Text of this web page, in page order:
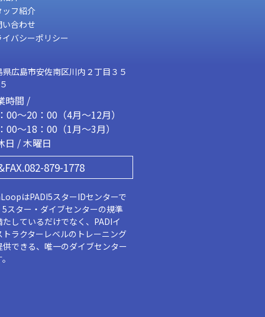
ッフ紹介
い合わせ
イバシーポリシー
県広島市安佐南区川内２丁目３５
時間 /
00～20：00（4月～12月）
00～18：00（1月～3月）
日 / 木曜日
879-1778
はPADI5スターIDセンターで
5スター・ダイブセンターの規準
たしているだけでなく、PADIイ
トラクターレベルのトレーニング
供できる、唯一のダイブセンター